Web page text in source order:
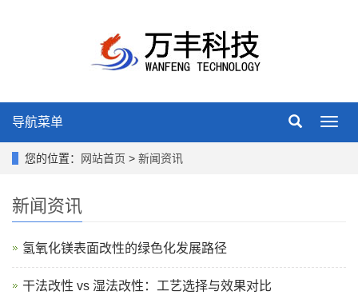
导航菜单
您的位置： 网站首页 > 新闻资讯
新闻资讯
氢氧化镁表面改性的绿色化发展路径
干法改性 vs 湿法改性：工艺选择与效果对比